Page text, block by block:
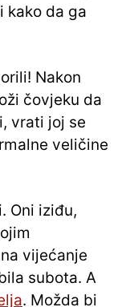
kako da ga
Nakon
čovjeku da
vrati joj se
veličine
Oni iziđu,
vijećanje
subota. A
. Možda bi